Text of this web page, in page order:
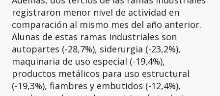
registraron menor nivel de actividad en
comparación al mismo mes del año anterior.
Alunas de estas ramas industriales son
autopartes (-28,7%), siderurgia (-23,2%),
maquinaria de uso especial (-19,4%),
productos metálicos para uso estructural
(-19,3%), fiambres y embutidos (-12,4%),